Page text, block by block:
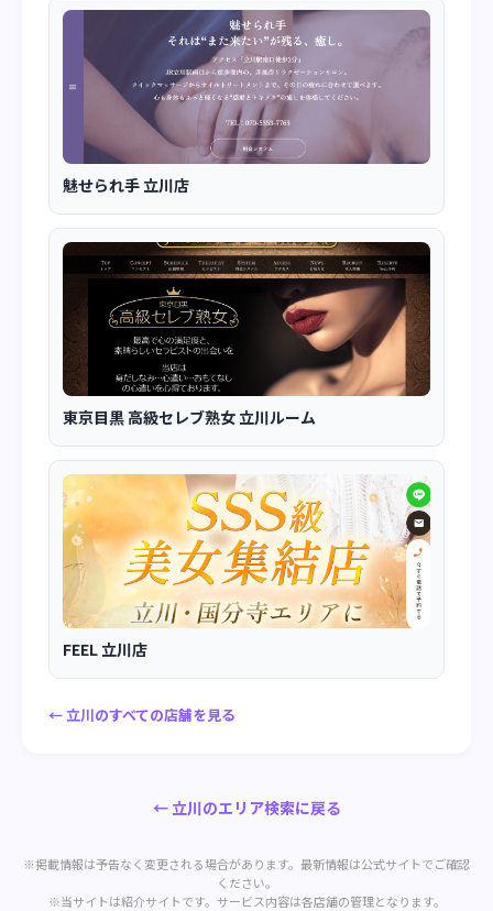
魅せられ手 立川店
東京目黒 高級セレブ熟女 立川ルーム
FEEL 立川店
← 立川のすべての店舗を見る
← 立川のエリア検索に戻る
※掲載情報は予告なく変更される場合があります。最新情報は公式サイトでご確認
ください。
※当サイトは紹介サイトです。サービス内容は各店舗の管理となります。